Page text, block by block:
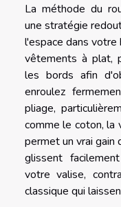
La méthode du
une stratégie
l'espace dans votre
vêtements à plat,
les bords afin
enroulez
pliage,
comme le coton, la
permet un vrai
glissent
votre valise,
classique qui